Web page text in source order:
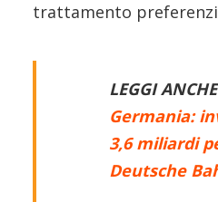
trattamento
LEGGI
Germania:
3,6 miliardi
Deutsche